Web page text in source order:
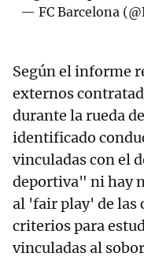
— FC Barcelona
Según el informe
externos
durante la rueda
identificado
vinculadas con el
deportiva" ni hay
al 'fair play' de las
criterios para
vinculadas al